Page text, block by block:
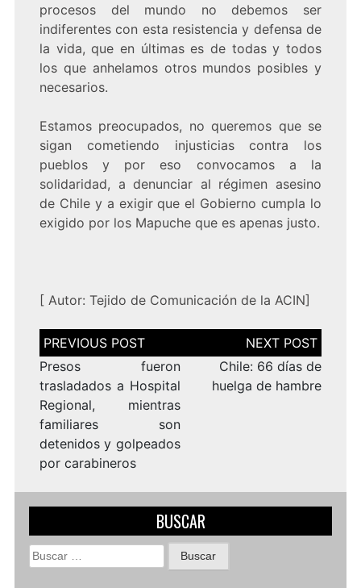
procesos del mundo no debemos ser
indiferentes con esta resistencia y defensa de
la vida, que en últimas es de todas y todos
los que anhelamos otros mundos posibles y
necesarios.
Estamos preocupados, no queremos que se
sigan cometiendo injusticias contra los
pueblos y por eso convocamos a la
solidaridad, a denunciar al régimen asesino
de Chile y a exigir que el Gobierno cumpla lo
exigido por los Mapuche que es apenas justo.
[ Autor: Tejido de Comunicación de la ACIN]
Navegación
de
entradas
Presos fueron
trasladados a Hospital
Regional, mientras
familiares son
detenidos y golpeados
por carabineros
Chile: 66 días de
huelga de hambre
BUSCAR
Buscar: